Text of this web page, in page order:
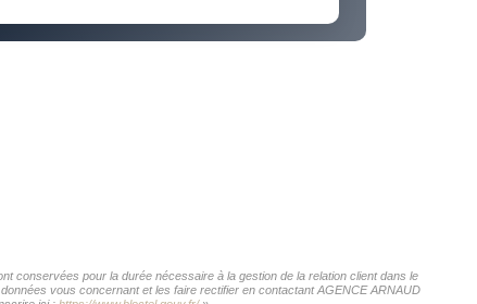
conservées pour la durée nécessaire à la gestion de la relation client dans le
vous concernant et les faire rectifier en contactant AGENCE ARNAUD